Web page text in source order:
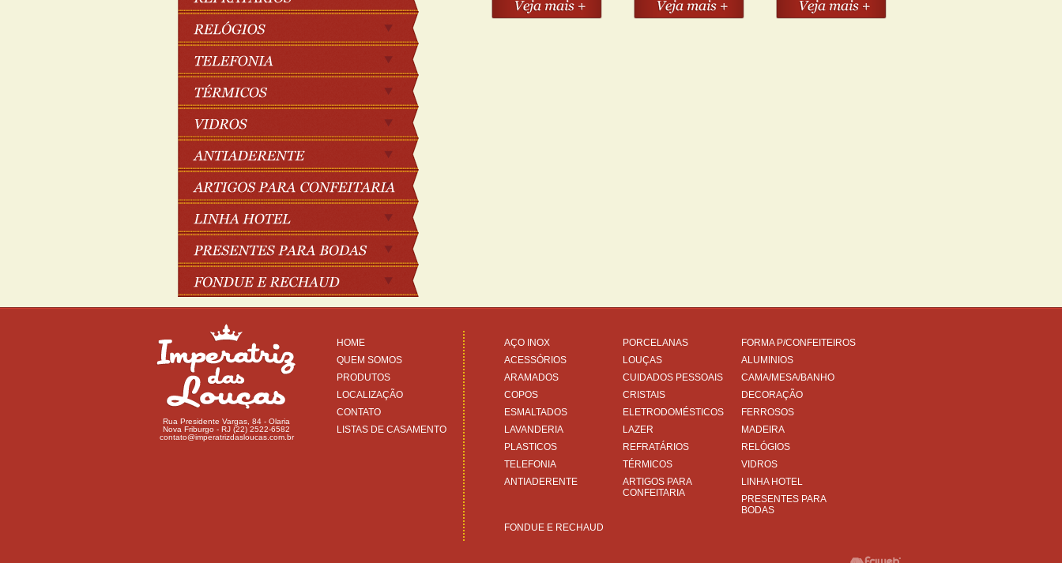
Rua Presidente Vargas, 84 - Olaria
Nova Friburgo - RJ (22) 2522-6582
contato@imperatrizdasloucas.com.br
HOME
QUEM SOMOS
PRODUTOS
LOCALIZAÇÃO
CONTATO
LISTAS DE CASAMENTO
AÇO INOX PORCELANAS
FORMA P/CONFEITEIROS
ACESSÓRIOS
LOUÇAS
ALUMINIOS
ARAMADOS
CUIDADOS PESSOAIS
CAMA/MESA/BANHO
COPOS
CRISTAIS
DECORAÇÃO
ESMALTADOS
ELETRODOMÉSTICOS
FERROSOS
LAVANDERIA
LAZER
MADEIRA
PLASTICOS
REFRATÁRIOS
RELÓGIOS
TELEFONIA
TÉRMICOS
VIDROS
ANTIADERENTE
ARTIGOS PARA
CONFEITARIA
LINHA HOTEL
PRESENTES PARA
BODAS
FONDUE E RECHAUD